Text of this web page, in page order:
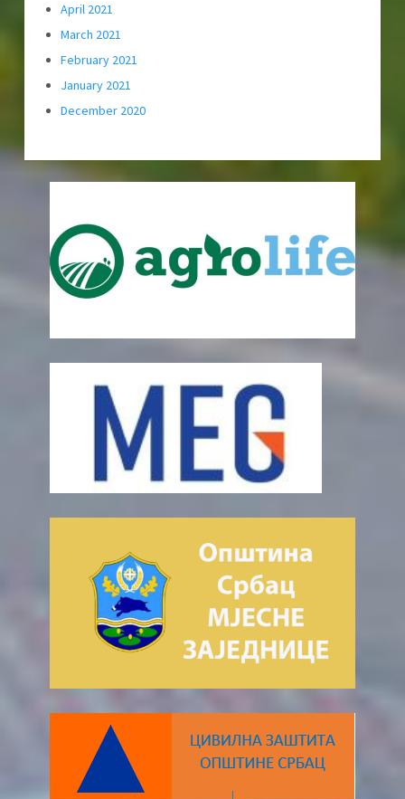
April 2021
March 2021
February 2021
January 2021
December 2020